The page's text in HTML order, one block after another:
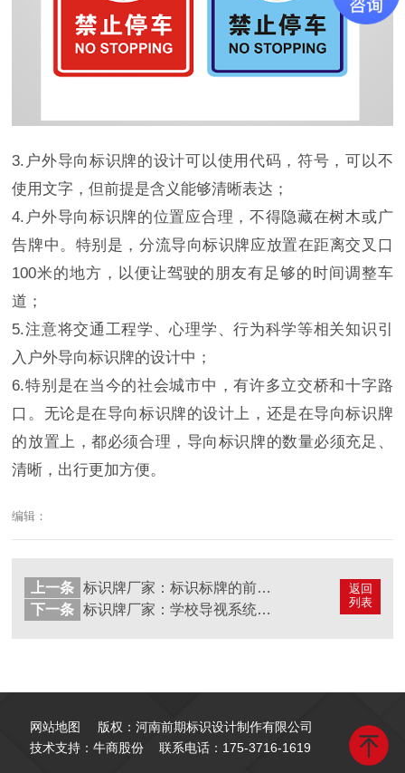
3.户外导向标识牌的设计可以使用代码，符号，可以不
使用文字，但前提是含义能够清晰表达；
4.户外导向标识牌的位置应合理，不得隐藏在树木或广
告牌中。特别是，分流导向标识牌应放置在距离交叉口
100米的地方，以便让驾驶的朋友有足够的时间调整车
道；
5.注意将交通工程学、心理学、行为科学等相关知识引
入户外导向标识牌的设计中；
6.特别是在当今的社会城市中，有许多立交桥和十字路
口。无论是在导向标识牌的设计上，还是在导向标识牌
的放置上，都必须合理，导向标识牌的数量必须充足、
清晰，出行更加方便。
编辑：
返回
列表
上一条
标识牌厂家：标识标牌的前景发展与材料应用
下一条
标识牌厂家：学校导视系统的设计内容
网站地图
版权：河南前期标识设计制作有限公司
技术支持：牛商股份
联系电话： 175-3716-1619